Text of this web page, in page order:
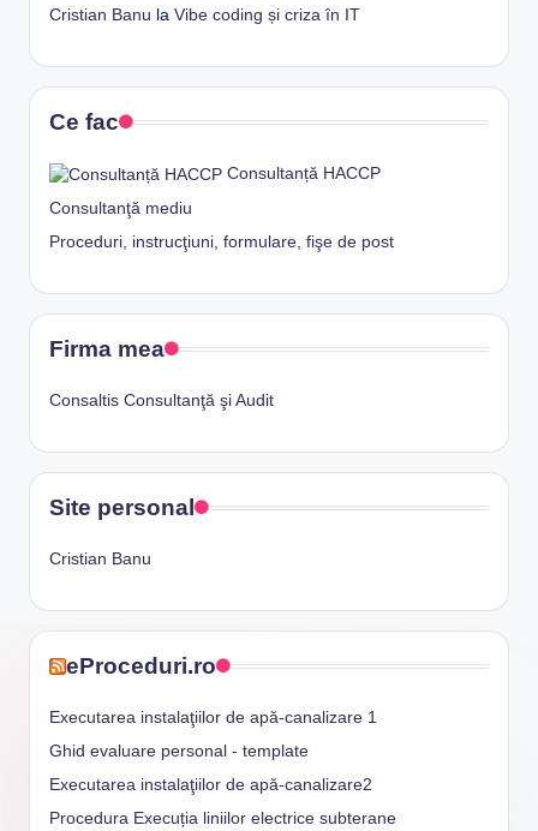
Cristian Banu la Vibe coding și criza în IT
Ce fac
Consultanță HACCP
Consultanţă mediu
Proceduri, instrucţiuni, formulare, fişe de post
Firma mea
Consaltis Consultanţă şi Audit
Site personal
Cristian Banu
eProceduri.ro
Executarea instalaţiilor de apă-canalizare 1
Ghid evaluare personal - template
Executarea instalaţiilor de apă-canalizare2
Procedura Execuția liniilor electrice subterane